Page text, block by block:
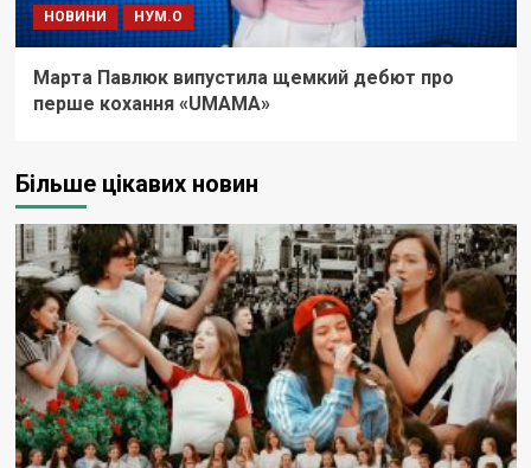
НОВИНИ НУМ.О
Марта Павлюк випустила щемкий дебют про
перше кохання «UМАМА»
Більше цікавих новин